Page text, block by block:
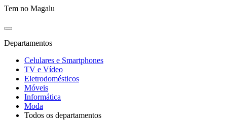
Tem no Magalu
Departamentos
Celulares e Smartphones
TV e Vídeo
Eletrodomésticos
Móveis
Informática
Moda
Todos os departamentos